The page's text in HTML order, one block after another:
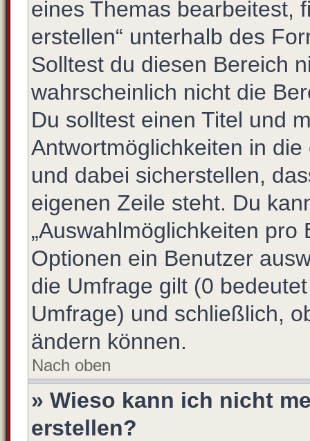
eines Themas bearbeitest,
erstellen“ unterhalb des
Solltest du diesen Bereich
wahrscheinlich nicht die
Du solltest einen Titel und
Antwortmöglichkeiten in
und dabei sicherstellen,
eigenen Zeile steht. Du
„Auswahlmöglichkeiten pro
Optionen ein Benutzer
die Umfrage gilt (0
Umfrage) und schließlich,
ändern können.
Nach oben
» Wieso kann ich nicht
erstellen?